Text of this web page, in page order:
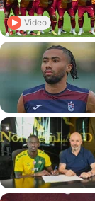
Video